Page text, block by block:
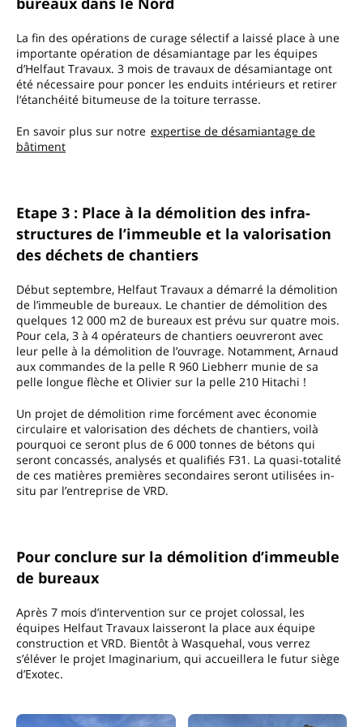
La fin des opérations de curage sélectif a laissé place à une
importante opération de désamiantage par les équipes
d’Helfaut Travaux. 3 mois de travaux de désamiantage ont
été nécessaire pour poncer les enduits intérieurs et retirer
l’étanchéité bitumeuse de la toiture terrasse.
En savoir plus sur notre expertise de désamiantage de
bâtiment
Etape 3 : Place à la démolition des infra-
structures de l’immeuble et la valorisation
des déchets de chantiers
Début septembre, Helfaut Travaux a démarré la démolition
de l’immeuble de bureaux. Le chantier de démolition des
quelques 12 000 m2 de bureaux est prévu sur quatre mois.
Pour cela, 3 à 4 opérateurs de chantiers oeuvreront avec
leur pelle à la démolition de l’ouvrage. Notamment, Arnaud
aux commandes de la pelle R 960 Liebherr munie de sa
pelle longue flèche et Olivier sur la pelle 210 Hitachi !
Un projet de démolition rime forcément avec économie
circulaire et valorisation des déchets de chantiers, voilà
pourquoi ce seront plus de 6 000 tonnes de bétons qui
seront concassés, analysés et qualifiés F31. La quasi-totalité
de ces matières premières secondaires seront utilisées in-
situ par l’entreprise de VRD.
Pour conclure sur la démolition d’immeuble
de bureaux
Après 7 mois d’intervention sur ce projet colossal, les
équipes Helfaut Travaux laisseront la place aux équipe
construction et VRD. Bientôt à Wasquehal, vous verrez
s’éléver le projet Imaginarium, qui accueillera le futur siège
d’Exotec.